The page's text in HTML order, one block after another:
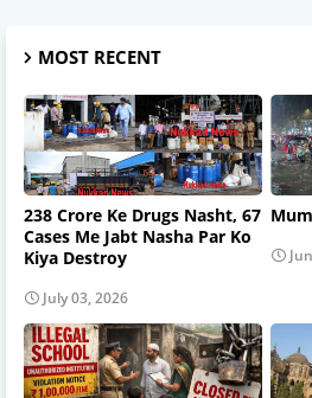
MOST RECENT
238 Crore Ke Drugs Nasht, 67
Cases Me Jabt Nasha Par Ko
Kiya Destroy
July 03, 2026